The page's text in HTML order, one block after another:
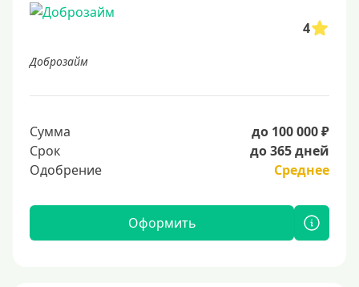
4
Доброзайм
Сумма
до 100 000 ₽
Срок
до 365 дней
Одобрение
Среднее
Оформить